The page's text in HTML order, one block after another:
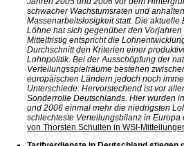
schwacher Wachstumsraten und
Massenarbeitslosigkeit statt. Die aktuelle
Löhne hat sich gegenüber den Vorjahren
Mittelfristig entspricht die
Durchschnitt den Kriterien einer
Lohnpolitik. Bei der Ausschöpfung der
Verteilungsspielräume bestehen
europäischen Ländern jedoch noch
Unterschiede. Hervorstechend ist vor
Sonderrolle Deutschlands. Hier wurden
und 2006 einmal mehr die niedrigsten
schlechteste Verteilungsbilanz in Europa
von Thorsten Schulten in WSI-